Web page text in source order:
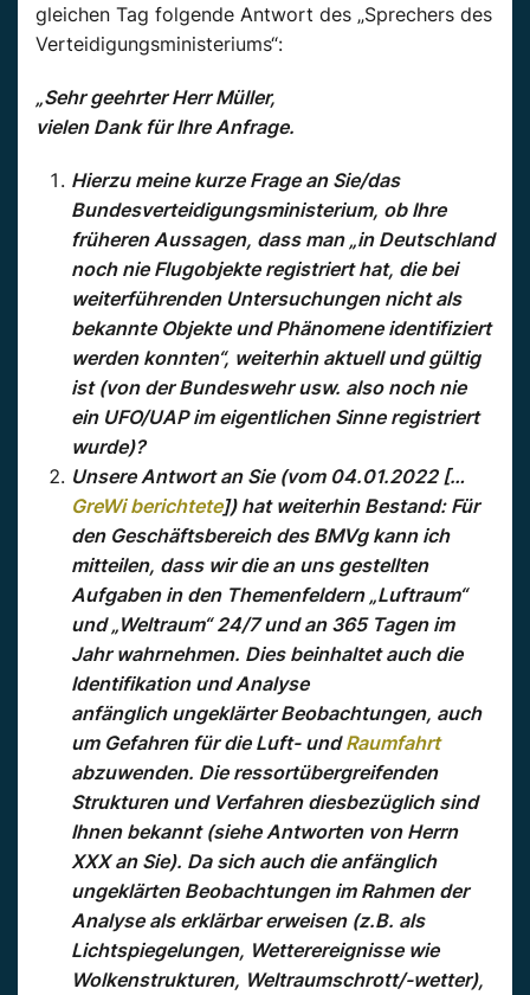
gleichen Tag folgende Antwort des „Sprechers des
Verteidigungsministeriums“:
„Sehr geehrter Herr Müller,
vielen Dank für Ihre Anfrage.
Hierzu meine kurze Frage an Sie/das
Bundesverteidigungsministerium, ob Ihre
früheren Aussagen, dass man „in Deutschland
noch nie Flugobjekte registriert hat, die bei
weiterführenden Untersuchungen nicht als
bekannte Objekte und Phänomene identifiziert
werden konnten“, weiterhin aktuell und gültig
ist (von der Bundeswehr usw. also noch nie
ein UFO/UAP im eigentlichen Sinne registriert
wurde)?
Unsere Antwort an Sie (vom 04.01.2022 […
GreWi berichtete]) hat weiterhin Bestand: Für
den Geschäftsbereich des BMVg kann ich
mitteilen, dass wir die an uns gestellten
Aufgaben in den Themenfeldern „Luftraum“
und „Weltraum“ 24/7 und an 365 Tagen im
Jahr wahrnehmen. Dies beinhaltet auch die
Identifikation und Analyse
anfänglich ungeklärter Beobachtungen, auch
um Gefahren für die Luft- undRaumfahrt
abzuwenden. Die ressortübergreifenden
Strukturen und Verfahren diesbezüglich sind
Ihnen bekannt (siehe Antworten von Herrn
XXX an Sie). Da sich auch die anfänglich
ungeklärten Beobachtungen im Rahmen der
Analyse als erklärbar erweisen (z.B. als
Lichtspiegelungen, Wetterereignisse wie
Wolkenstrukturen, Weltraumschrott/-wetter),